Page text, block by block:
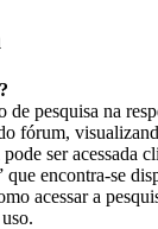
de pesquisa na
fórum,
ser acessada
que encontra-se
acessar a